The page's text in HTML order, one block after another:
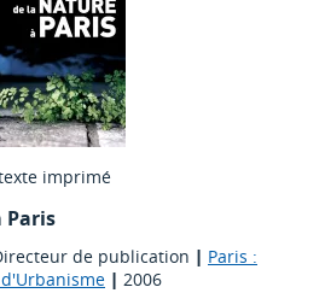
imprimé
Paris
de publication | Paris :
| 2006